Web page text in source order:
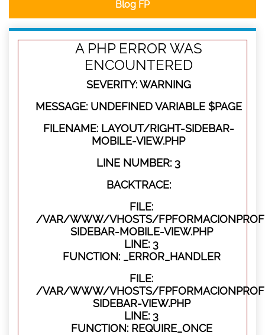
Blog FP
A PHP ERROR WAS
ENCOUNTERED
SEVERITY: WARNING
MESSAGE: UNDEFINED VARIABLE $PAGE
FILENAME: LAYOUT/RIGHT-SIDEBAR-
MOBILE-VIEW.PHP
LINE NUMBER: 3
BACKTRACE:
FILE:
/VAR/WWW/VHOSTS/
SIDEBAR-MOBILE-VIEW.PHP
LINE: 3
FUNCTION: _ERROR_HANDLER
FILE:
/VAR/WWW/VHOSTS/
SIDEBAR-VIEW.PHP
LINE: 3
FUNCTION: REQUIRE_ONCE